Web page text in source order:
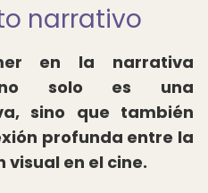
narrativo
en la narrativa
solo es una
sino que también
profunda entre la
visual en el cine.